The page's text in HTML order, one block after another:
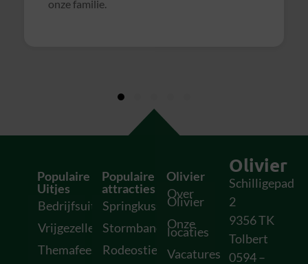
soms wat rommelig verliep. Maar verder zeer
Populaire
Uitjes
Bedrijfsuitjes
Vrijgezellenfeesten
Themafeesten
Populaire
attracties
Springkussens
Stormbanen
Rodeostieren
Olivier
Over
Olivier
Onze
locaties
Vacatures
Olivier
Schilligepad
2
9356 TK
Tolbert
0594 –